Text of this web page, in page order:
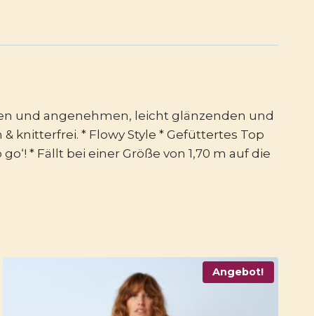
und angenehmen, leicht glänzenden und
knitterfrei. * Flowy Style * Gefüttertes Top
* Fällt bei einer Größe von 1,70 m auf die
Angebot!